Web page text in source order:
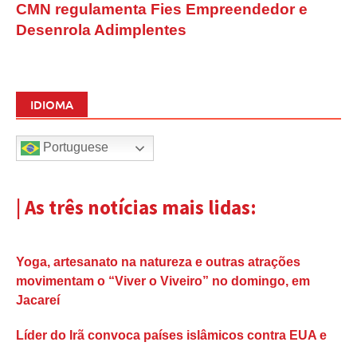
CMN regulamenta Fies Empreendedor e
Desenrola Adimplentes
IDIOMA
Portuguese
| As três notícias mais lidas:
Yoga, artesanato na natureza e outras atrações
movimentam o “Viver o Viveiro” no domingo, em
Jacareí
Líder do Irã convoca países islâmicos contra EUA e